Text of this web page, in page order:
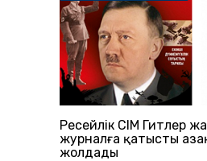
Ресейлік СІМ Гитлер
журналға қатысты
жолдады